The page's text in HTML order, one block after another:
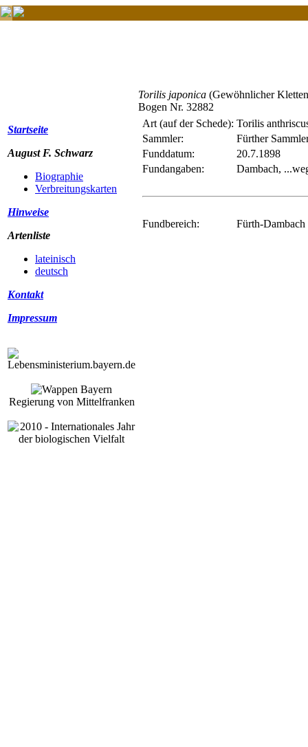
Startseite
August F. Schwarz
Biographie
Verbreitungskarten
Hinweise
Artenliste
lateinisch
deutsch
Kontakt
Impressum
Regierung von Mittelfranken
Torilis japonica (Gewöhnlicher
Bogen Nr. 32882
Art (auf der Schede): Torilis
Sammler:
Fürther
Funddatum:
20.7.1898
Fundangaben:
Dambach,
Fundbereich: Fürth-